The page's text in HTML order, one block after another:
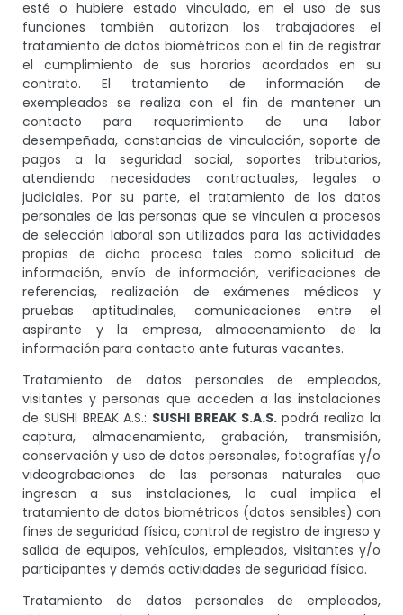
esté o hubiere estado vinculado, en el uso de sus
funciones también autorizan los trabajadores el
tratamiento de datos biométricos con el fin de registrar
el cumplimiento de sus horarios acordados en su
contrato. El tratamiento de información de
exempleados se realiza con el fin de mantener un
contacto para requerimiento de una labor
desempeñada, constancias de vinculación, soporte de
pagos a la seguridad social, soportes tributarios,
atendiendo necesidades contractuales, legales o
judiciales. Por su parte, el tratamiento de los datos
personales de las personas que se vinculen a procesos
de selección laboral son utilizados para las actividades
propias de dicho proceso tales como solicitud de
información, envío de información, verificaciones de
referencias, realización de exámenes médicos y
pruebas aptitudinales, comunicaciones entre el
aspirante y la empresa, almacenamiento de la
información para contacto ante futuras vacantes.
Tratamiento de datos personales de empleados,
visitantes y personas que acceden a las instalaciones
de SUSHI BREAK A.S.: SUSHI BREAK S.A.S.podrá realiza la
captura, almacenamiento, grabación, transmisión,
conservación y uso de datos personales, fotografías y/o
videograbaciones de las personas naturales que
ingresan a sus instalaciones, lo cual implica el
tratamiento de datos biométricos (datos sensibles) con
fines de seguridad física, control de registro de ingreso y
salida de equipos, vehículos, empleados, visitantes y/o
participantes y demás actividades de seguridad física.
Tratamiento de datos personales de empleados,